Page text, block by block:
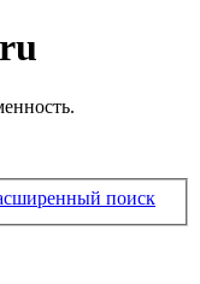
поиск